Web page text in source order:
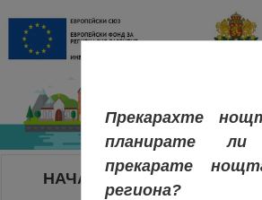
НАЧАЛО
Прекарахте
планирате
прекарате
региона?